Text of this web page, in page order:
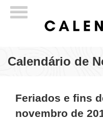
Calendário de
Feriados e fins
novembro de